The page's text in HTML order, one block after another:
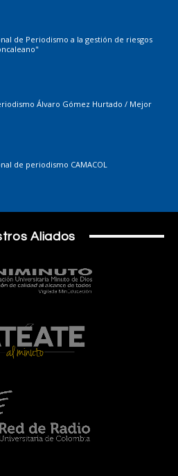
de Periodismo a la gestión de riesgos
Álvaro Gómez Hurtado / Mejor
de periodismo CAMACOL
Aliados